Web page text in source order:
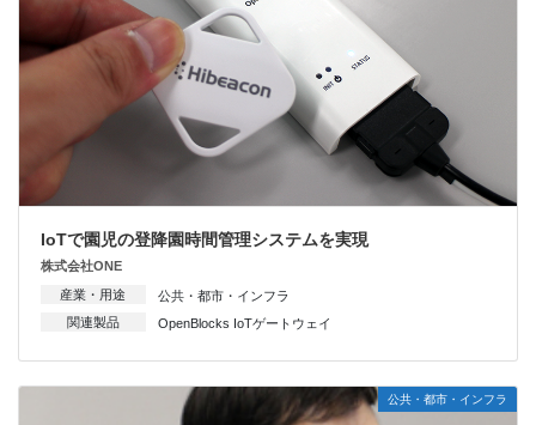
IoTで園児の登降園時間管理システムを実現
株式会社ONE
産業・用途
公共・都市・インフラ
関連製品
OpenBlocks IoTゲートウェイ
公共・都市・インフラ